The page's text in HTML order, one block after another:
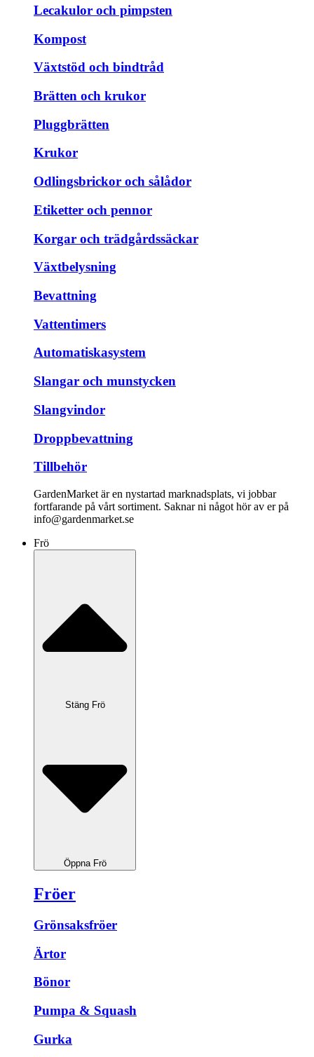
Lecakulor och pimpsten
Kompost
Växtstöd och bindtråd
Brätten och krukor
Pluggbrätten
Krukor
Odlingsbrickor och sålådor
Etiketter och pennor
Korgar och trädgårdssäckar
Växtbelysning
Bevattning
Vattentimers
Automatiskasystem
Slangar och munstycken
Slangvindor
Droppbevattning
Tillbehör
GardenMarket är en nystartad marknadsplats, vi jobbar
fortfarande på vårt sortiment. Saknar ni något hör av er på
info@gardenmarket.se
Frö
Stäng Frö
Öppna Frö
Fröer
Grönsaksfröer
Ärtor
Bönor
Pumpa & Squash
Gurka